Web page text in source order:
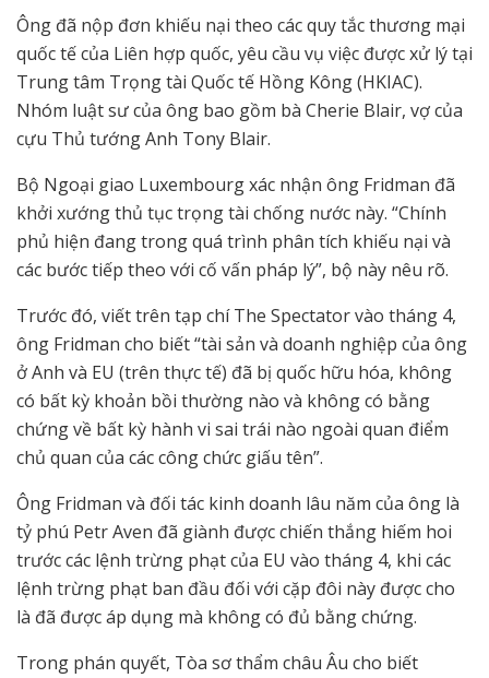
Ông đã nộp đơn khiếu nại theo các quy tắc thương mại
quốc tế của Liên hợp quốc, yêu cầu vụ việc được xử lý tại
Trung tâm Trọng tài Quốc tế Hồng Kông (HKIAC).
Nhóm luật sư của ông bao gồm bà Cherie Blair, vợ của
cựu Thủ tướng Anh Tony Blair.
Bộ Ngoại giao Luxembourg xác nhận ông Fridman đã
khởi xướng thủ tục trọng tài chống nước này. “Chính
phủ hiện đang trong quá trình phân tích khiếu nại và
các bước tiếp theo với cố vấn pháp lý”, bộ này nêu rõ.
Trước đó, viết trên tạp chí The Spectator vào tháng 4,
ông Fridman cho biết “tài sản và doanh nghiệp của ông
ở Anh và EU (trên thực tế) đã bị quốc hữu hóa, không
có bất kỳ khoản bồi thường nào và không có bằng
chứng về bất kỳ hành vi sai trái nào ngoài quan điểm
chủ quan của các công chức giấu tên”.
Ông Fridman và đối tác kinh doanh lâu năm của ông là
tỷ phú Petr Aven đã giành được chiến thắng hiếm hoi
trước các lệnh trừng phạt của EU vào tháng 4, khi các
lệnh trừng phạt ban đầu đối với cặp đôi này được cho
là đã được áp dụng mà không có đủ bằng chứng.
Trong phán quyết, Tòa sơ thẩm châu Âu cho biết